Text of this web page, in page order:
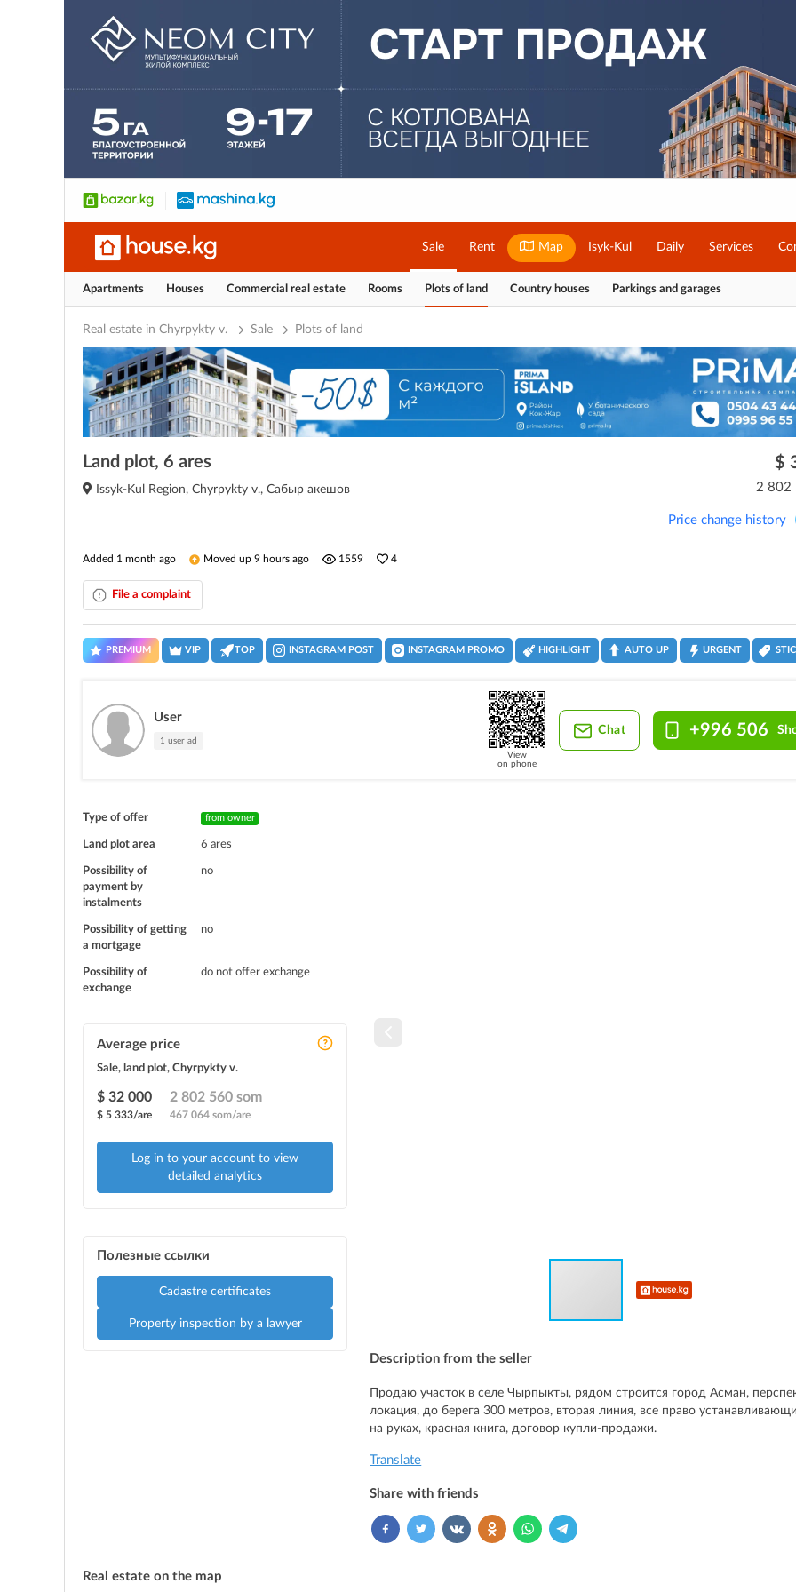
Sale Rent Map Isyk-Kul Daily Services
Apartments Houses Commercial real estate Rooms Plots of land Country houses Parkings and garages
Real estate in Chyrpykty v. Sale Plots of land
Land plot, 6 ares
Issyk-Kul Region, Chyrpykty v., Сабыр акешов
$
2 802
Price change history
Added 1 month ago Moved up 9 hours ago 1559 4
File a complaint
PREMIUM VIP TOP INSTAGRAM POST INSTAGRAM PROMO HIGHLIGHT AUTO UP URGENT
User
1 user ad
View
on phone
Chat +996 506
Type of offer from owner
Land plot area 6 ares
Possibility of
payment by
instalments
no
Possibility of getting
a mortgage
no
Possibility of
exchange
do not offer exchange
Average price
Sale, land plot, Chyrpykty v.
$ 32 000
$ 5 333/are
2 802 560 som
467 064 som/are
Log in to your account to view
detailed analytics
Полезные ссылки
Cadastre certificates
Property inspection by a lawyer
Description from the seller
Продаю участок в селе Чырпыкты, рядом строится город Асман,
локация, до берега 300 метров, вторая линия, все право
на руках, красная книга, договор купли-продажи.
Translate
Share with friends
Real estate on the map